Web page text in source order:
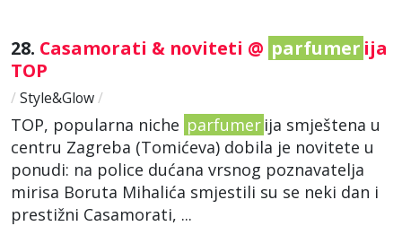
28. Casamorati & noviteti @ parfumer ija
TOP
/ Style&Glow/
TOP, popularna niche parfumer ija smještena u
centru Zagreba (Tomićeva) dobila je novitete u
ponudi: na police dućana vrsnog poznavatelja
mirisa Boruta Mihalića smjestili su se neki dan i
prestižni Casamorati, ...